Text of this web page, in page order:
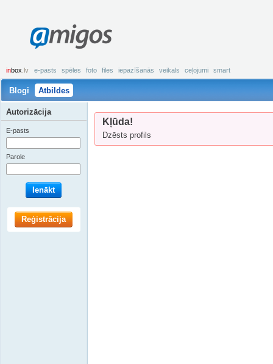
amigos
inbox .lv e-pasts spēles foto files iepazīšanās veikals ceļojumi smart
Blogi Atbildes
Kļūda!
Dzēsts profils
Autorizācija
E-pasts
Parole
Ienākt
Reģistrācija